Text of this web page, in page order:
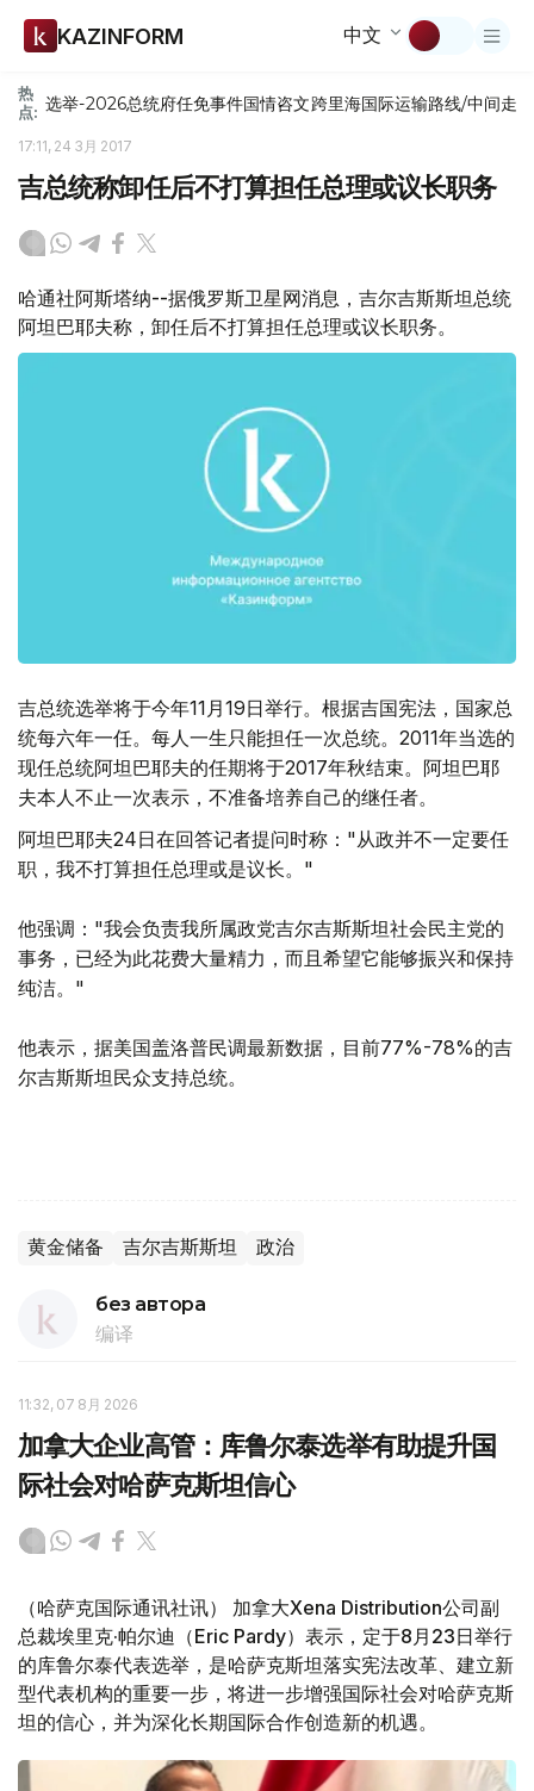
KAZINFORM 中文
热
点: 选举-2026总统府任免事件国情咨文跨里海国际运输路线/中间走廊
17:11, 24 3月 2017
吉总统称卸任后不打算担任总理或议长职务
哈通社阿斯塔纳--据俄罗斯卫星网消息，吉尔吉斯斯坦总统
阿坦巴耶夫称，卸任后不打算担任总理或议长职务。
吉总统选举将于今年11月19日举行。根据吉国宪法，国家总
统每六年一任。每人一生只能担任一次总统。2011年当选的
现任总统阿坦巴耶夫的任期将于2017年秋结束。阿坦巴耶
夫本人不止一次表示，不准备培养自己的继任者。
阿坦巴耶夫24日在回答记者提问时称："从政并不一定要任
职，我不打算担任总理或是议长。"
他强调："我会负责我所属政党吉尔吉斯斯坦社会民主党的
事务，已经为此花费大量精力，而且希望它能够振兴和保持
纯洁。"
他表示，据美国盖洛普民调最新数据，目前77%-78%的吉
尔吉斯斯坦民众支持总统。
黄金储备 吉尔吉斯斯坦 政治
без автора
编译
11:32, 07 8月 2026
加拿大企业高管：库鲁尔泰选举有助提升国
际社会对哈萨克斯坦信心
（哈萨克国际通讯社讯） 加拿大Xena Distribution公司副
总裁埃里克·帕尔迪（Eric Pardy）表示，定于8月23日举行
的库鲁尔泰代表选举，是哈萨克斯坦落实宪法改革、建立新
型代表机构的重要一步，将进一步增强国际社会对哈萨克斯
坦的信心，并为深化长期国际合作创造新的机遇。